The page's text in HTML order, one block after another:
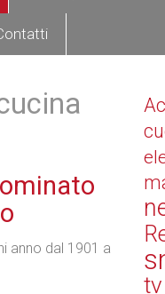
anno dal 1901 a
tv